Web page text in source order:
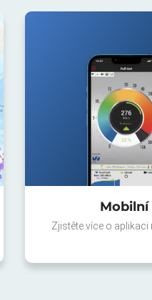
Mobilní
Zjistěte více o aplikaci